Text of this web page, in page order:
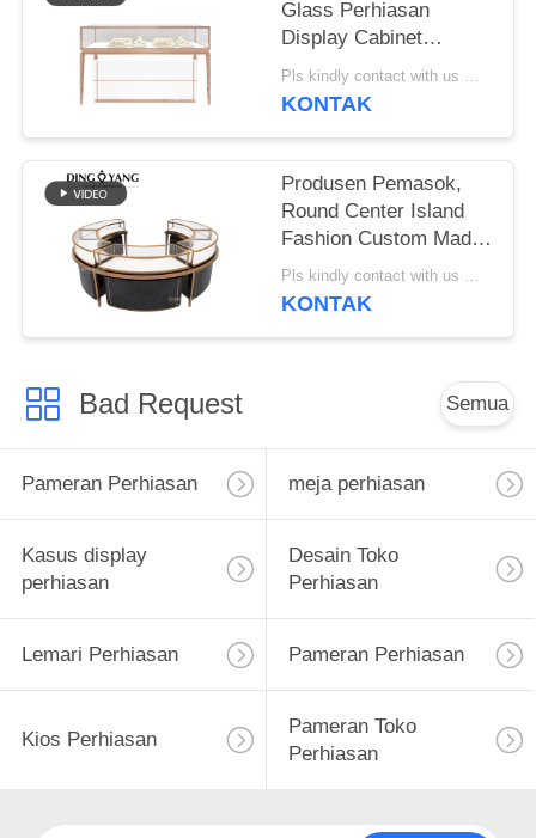
Glass Perhiasan
Display Cabinet
Dengan Kualitas Baik
Dan Harga Baik,
Pls kindly contact with us MOQ:1 Toko atau 5 set/Furniture Toko Perhiasan Mewah
KONTAK
Produsen Pemasok,
Round Center Island
Fashion Custom Made
Perhiasan Display
Cabinet, Kaca Top
Pls kindly contact with us MOQ:1 Toko atau 5 set
KONTAK
Bad Request Semua
Pameran Perhiasan meja perhiasan
Kasus display
perhiasan
Desain Toko
Perhiasan
Lemari Perhiasan Pameran Perhiasan
Kios Perhiasan
Pameran Toko
Perhiasan